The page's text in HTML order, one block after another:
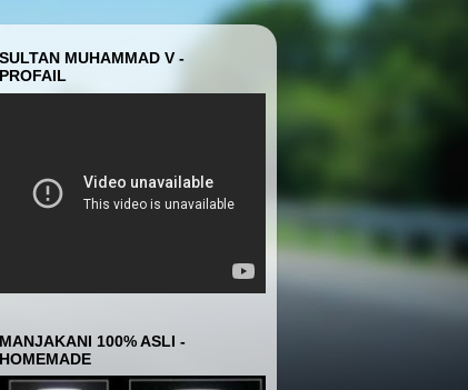
SULTAN MUHAMMAD V -
PROFAIL
MANJAKANI 100% ASLI -
HOMEMADE